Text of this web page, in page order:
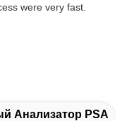
were very fast.
Анализатор PSA